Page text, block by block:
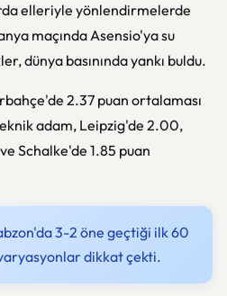
elleriyle yönlendirmelerde
maçında Asensio'ya su
dünya basınında yankı buldu.
2.37 puan ortalaması
adam, Leipzig'de 2.00,
Schalke'de 1.85 puan
3-2 öne geçtiği ilk 60
dikkat çekti.